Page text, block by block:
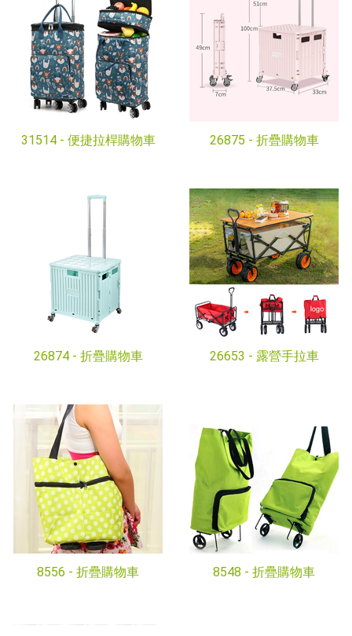
31514 - 便捷拉桿購物車 26875 - 折疊購物車
26874 - 折疊購物車 26653 - 露營手拉車
8556 - 折疊購物車 8548 - 折疊購物車